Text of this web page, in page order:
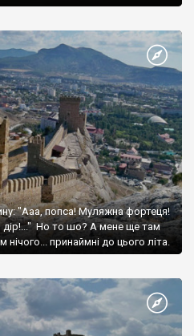
"Ааа, попса! Муляжна фортеця!
дір!..." Но то шо? А мене ще там
принаймні до цього літа.